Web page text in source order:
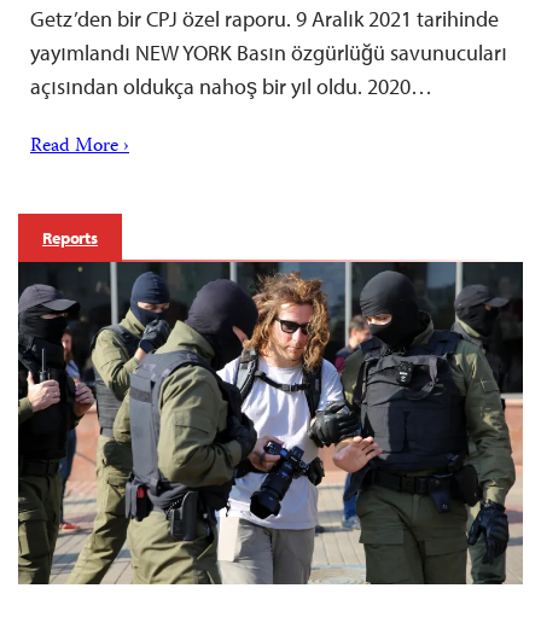
Getz’den bir CPJ özel raporu. 9 Aralık 2021 tarihinde
yayımlandı NEW YORK Basın özgürlüğü savunucuları
açısından oldukça nahoş bir yıl oldu. 2020…
Read More ›
Reports